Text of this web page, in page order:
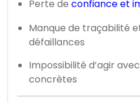
Perte de confiance et
Manque de traçabilité
défaillances
Impossibilité d’agir
concrètes